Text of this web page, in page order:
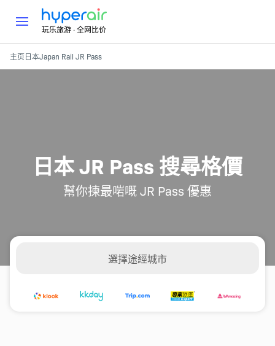
玩乐旅游 · 全网比价
主页日本Japan Rail JR Pass
日本 JR Pass 搜尋格價
幫你揀最啱嘅 JR Pass 優惠
選擇途經城市